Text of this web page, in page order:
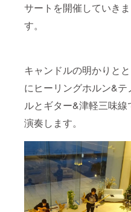
サートを開催していきま
す。
キャンドルの明かりと
にヒーリングホルン&テ
ルとギター&津軽三味線
演奏します。